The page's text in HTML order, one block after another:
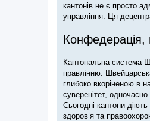
кантонів не є просто
управління. Ця
Конфедерація,
Кантональна система
правлінню.
глибоко вкоріненою в
суверенітет, одночасно
Сьогодні кантони
здоров’я та